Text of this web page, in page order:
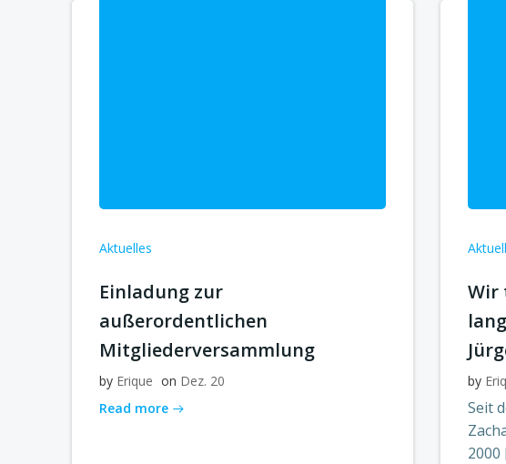
Aktuelles
Einladung zur
außerordentlichen
Mitgliederversammlung
by Erique on Dez. 20
Read more
Wir
by
Seit
2000